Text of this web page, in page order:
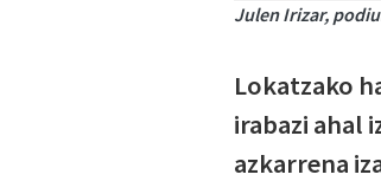
Julen Irizar,
Lokatzako
irabazi ahal
azkarrena